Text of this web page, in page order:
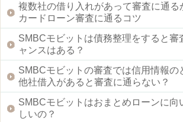
複数社の借り入れがあって審査に通る
カードローン審査に通るコツ
SMBCモビットは債務整理をすると審
ャンスはある？
SMBCモビットの審査では信用情報の
他社借入があると審査に通らない？
SMBCモビットはおまとめローンに向
しいの？